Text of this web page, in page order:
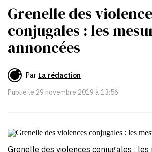
Grenelle des
conjugales : les
annoncées
Par La rédaction
Publié le 29 novembre 2019 à 13:56
Grenelle des violences conjugales : les